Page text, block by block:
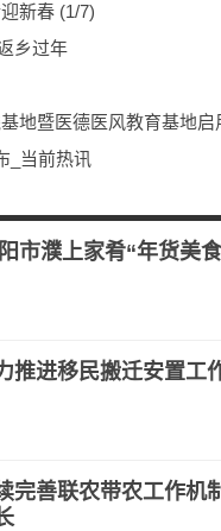
新春 (1/7)
乡过年
地暨医德医风教育基地启
_当前热讯
市濮上家肴“年货美
推进移民搬迁安置工
完善联农带农工作机